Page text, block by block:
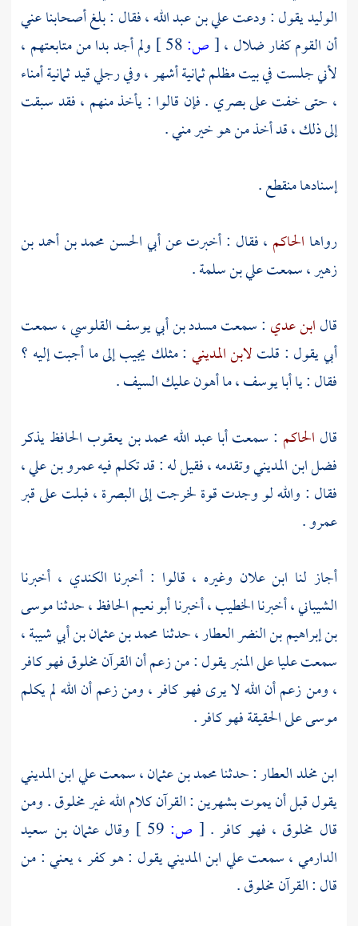
الوليديقول : ودعتعلي بن عبد الله، فقال : بلغ أصحابنا عني
أن القوم كفار ضلال ،[ص:
ولم أجد بدا من متابعتهم ،
لأني جلست في بيت مظلم ثمانية أشهر ، وفي رجلي قيد ثمانية أمناء
، حتى خفت على بصري . فإن قالوا : يأخذ منهم ، فقد سبقت
إلى ذلك ، قد أخذ من هو خير مني .
إسنادها منقطع .
رواها الحاكم ، فقال : أخبرت عنأبي الحسن محمد بن أحمد بن
زهير، سمعتعلي بن سلمة.
قالابن عدي : سمعتمسدد بن أبي يوسف القلوسي، سمعت
أبي يقول : قلتلابن المديني : مثلك يجيب إلى ما أجبت إليه ؟
فقال : ياأبا يوسف، ما أهون عليك السيف .
قال الحاكم : سمعتأبا عبد الله محمد بن يعقوب الحافظ يذكر
فضلابن المدينيوتقدمه ، فقيل له : قد تكلم فيهعمرو بن علي،
فقال : والله لو وجدت قوة لخرجت إلىالبصرة، فبلت على قبر
عمرو.
أجاز لنا ابن علان وغيره ، قالوا : أخبرنا الكندي ، أخبرنا
الشيباني، أخبرناالخطيب، أخبرناأبو نعيمالحافظ ، حدثناموسى
بن إبراهيم بن النضر العطار، حدثنامحمد بن عثمان بن أبي شيبة،
سمعتعلياعلى المنبر يقول : من زعم أن القرآن مخلوق فهو كافر
، ومن زعم أن الله لا يرى فهو كافر ، ومن زعم أن الله لم يكلم
موسىعلى الحقيقة فهو كافر .
ابن مخلد العطار: حدثنامحمد بن عثمان، سمعتعلي ابن المديني
يقول قبل أن يموت بشهرين : القرآن كلام الله غير مخلوق . ومن
قال مخلوق ، فهو كافر . [ ص: وقالعثمان بن سعيد
الدارمي، سمعتعلي ابن المدينييقول : هو كفر ، يعني : من
قال : القرآن مخلوق .